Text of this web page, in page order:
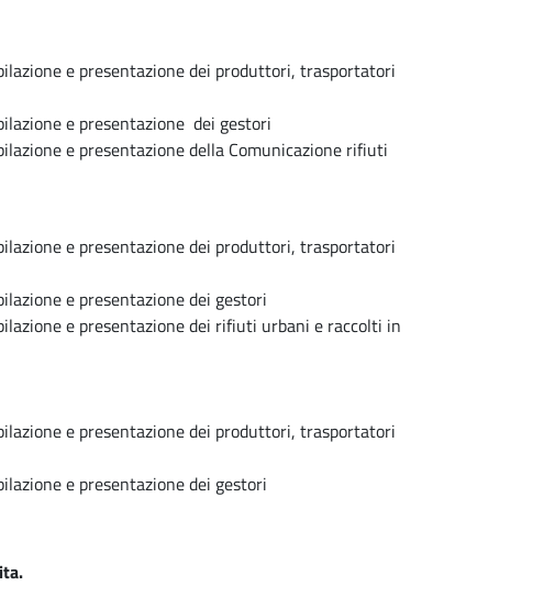
e presentazione dei produttori, trasportatori
e presentazione dei gestori
e presentazione della Comunicazione rifiuti
e presentazione dei produttori, trasportatori
e presentazione dei gestori
e presentazione dei rifiuti urbani e raccolti in
e presentazione dei produttori, trasportatori
e presentazione dei gestori